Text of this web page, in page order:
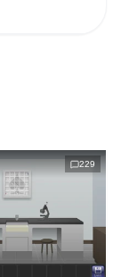
229